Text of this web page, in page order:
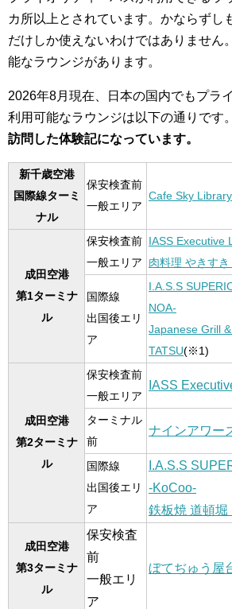
カ所以上とされています。かならずし
だけしか使えないわけではありません
能なラウンジがあります。
2026年8月現在、日本の国内でもプラ
利用可能なラウンジは以下の通りです。
訪問した体験記になっています。
新千歳空港
国際線ターミ
ナル
保安検査前
一般エリア
Cafe Sky Library
成田空港
第1ターミナ
ル
保安検査前
一般エリア
IASS Executive
肉料理 やきすき
国際線
出国後エリ
ア
I.A.S.S
NOA-
Japanese Grill
TATSU(※1)
成田空港
第2ターミナ
ル
保安検査前
一般エリア
IASS
ターミナル
前
ナインアワー
国際線
出国後エリ
ア
I.A.S.S
-KoCoo-
鉄板焼 道頓堀
成田空港
第3ターミナ
ル
保安検査
前
一般エリ
ア
ぼてぢゅう屋